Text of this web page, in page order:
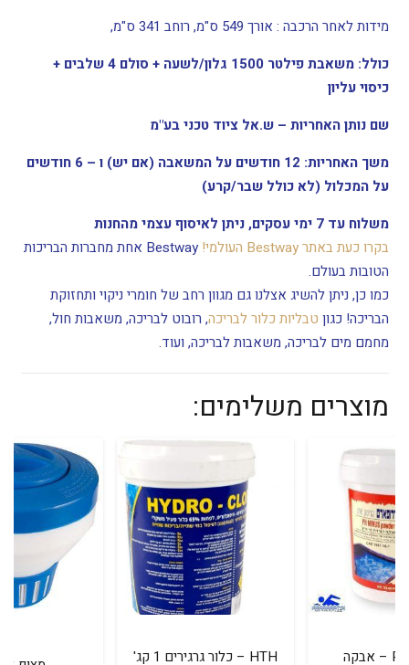
מידות לאחר הרכבה : אורך 549 ס"מ, רוחב 341 ס"מ,
כולל: משאבת פילטר 1500 גלון/לשעה + סולם 4 שלבים +
כיסוי עליון
שם נותן האחריות – ש.אל ציוד טכני בע"מ
משך האחריות: 12 חודשים על המשאבה (אם יש) ו – 6 חודשים
על המכלול (לא כולל שבר/קרע)
משלוח עד 7 ימי עסקים, ניתן לאיסוף עצמי מהחנות
בקרו כעת באתר Bestway העולמי!
Bestway אחת מחברות הבריכות
הטובות בעולם.
כמו כן, ניתן להשיג אצלנו גם מגוון רחב של חומרי ניקוי ותחזוקת
הבריכה! כגון טבליות כלור לבריכה, רובוט לבריכה, משאבות חול,
מחמם מים לבריכה, משאבות לבריכה, ועוד.
מוצרים משלימים:
רשת